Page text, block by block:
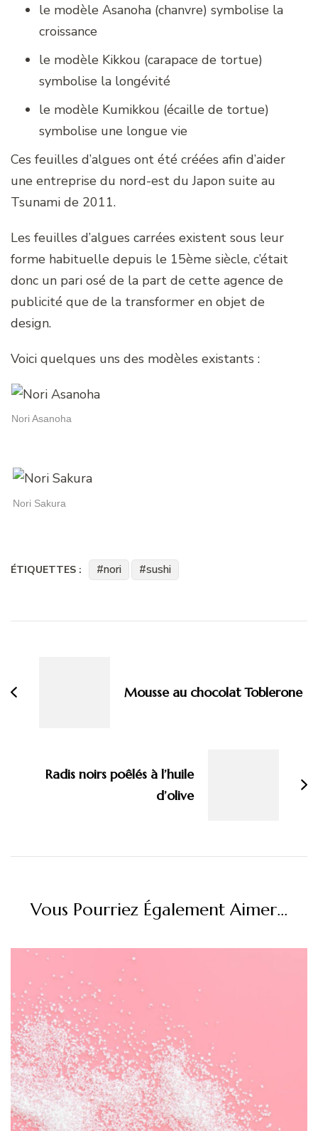
le modèle Asanoha (chanvre) symbolise la
croissance
le modèle Kikkou (carapace de tortue)
symbolise la longévité
le modèle Kumikkou (écaille de tortue)
symbolise une longue vie
Ces feuilles d’algues ont été créées afin d’aider
une entreprise du nord-est du Japon suite au
Tsunami de 2011.
Les feuilles d’algues carrées existent sous leur
forme habituelle depuis le 15ème siècle, c’était
donc un pari osé de la part de cette agence de
publicité que de la transformer en objet de
design.
Voici quelques uns des modèles existants :
Nori Asanoha
Nori Sakura
ÉTIQUETTES : nori sushi
Mousse au chocolat Toblerone
Radis noirs poêlés à l’huile
d’olive
Vous Pourriez Également Aimer...